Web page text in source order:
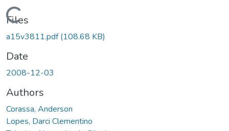
Files
a15v3811.pdf(108.68 KB)
Date
2008-12-03
Authors
Corassa, Anderson
Lopes, Darci Clementino